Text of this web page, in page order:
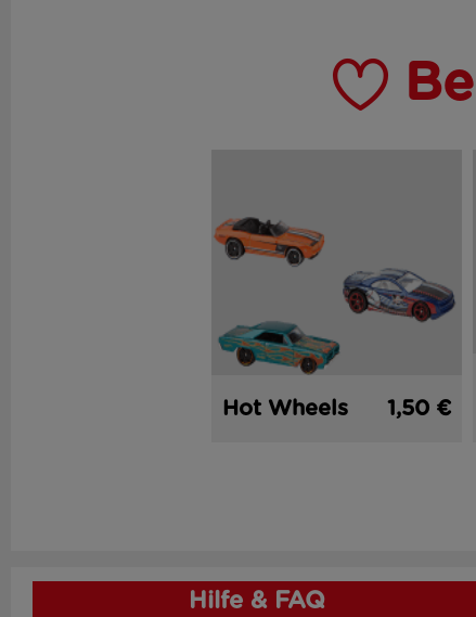
Hot Wheels 1,50 €
Hilfe & FAQ